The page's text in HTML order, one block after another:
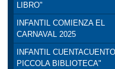
LIBRO"
INFANTIL COMIENZA EL
CARNAVAL 2025
INFANTIL
PICCOLA BIBLIOTECA"